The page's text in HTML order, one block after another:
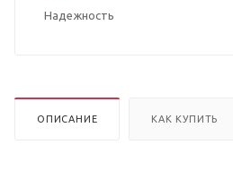
Надежность
ОПИСАНИЕ КАК КУПИТЬ